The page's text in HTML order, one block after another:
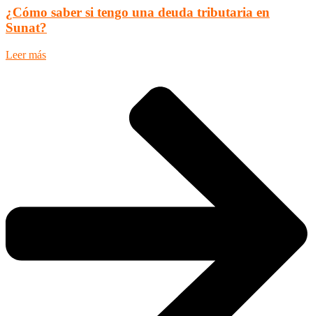
¿Cómo saber si tengo una deuda tributaria en
Sunat?
Leer más